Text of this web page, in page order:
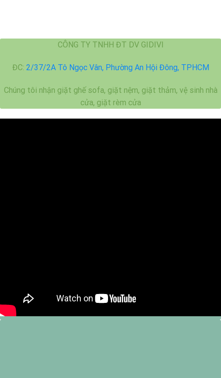
CÔNG TY TNHH ĐT DV GIDIVI
ĐC: 2/37/2A Tô Ngọc Vân, Phường An Hội Đông, TPHCM
Chúng tôi nhận giặt ghế sofa, giặt nệm, giặt thảm, vệ sinh nhà
cửa, giặt rèm cửa